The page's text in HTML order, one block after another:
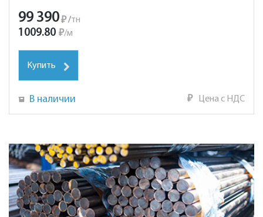
99 390₽ /тн
1009.80 ₽/м
Купить
В наличии ₽ Цена с НДС